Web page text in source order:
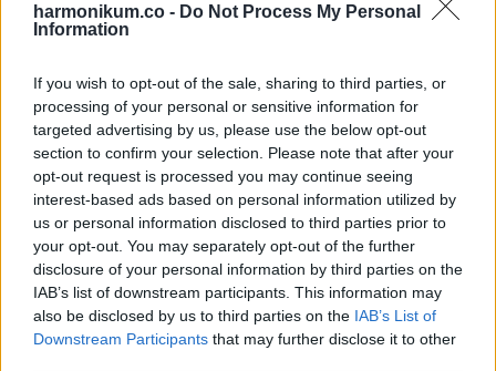
harmonikum.co - Do Not Process My Personal
Information
If you wish to opt-out of the sale, sharing to third parties, or
processing of your personal or sensitive information for
targeted advertising by us, please use the below opt-out
section to confirm your selection. Please note that after your
opt-out request is processed you may continue seeing
interest-based ads based on personal information utilized by
us or personal information disclosed to third parties prior to
your opt-out. You may separately opt-out of the further
disclosure of your personal information by third parties on the
IAB’s list of downstream participants. This information may
also be disclosed by us to third parties on the IAB’s List of
Downstream Participants that may further disclose it to other
Nem egyet. Sokkal többet. Olyan mély, egyenletes morajlás